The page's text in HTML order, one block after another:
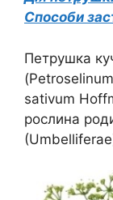
Способи
Петрушка
sativum
рослина